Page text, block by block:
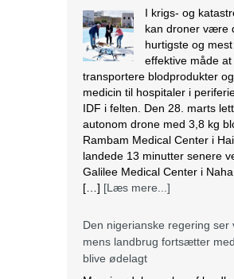
Rambam Medical Center i
landede 13 minutter senere
Galilee Medical Center i
Den nigerianske regering ser
mens landbrug fortsætter
blive ødelagt
Massiv ødelæggelse af
blevet det nye normal i
samfund i Plateau State, der
regionen fortsætter mange
med at blive målrettet af
Lokalbefolkningen beskriver